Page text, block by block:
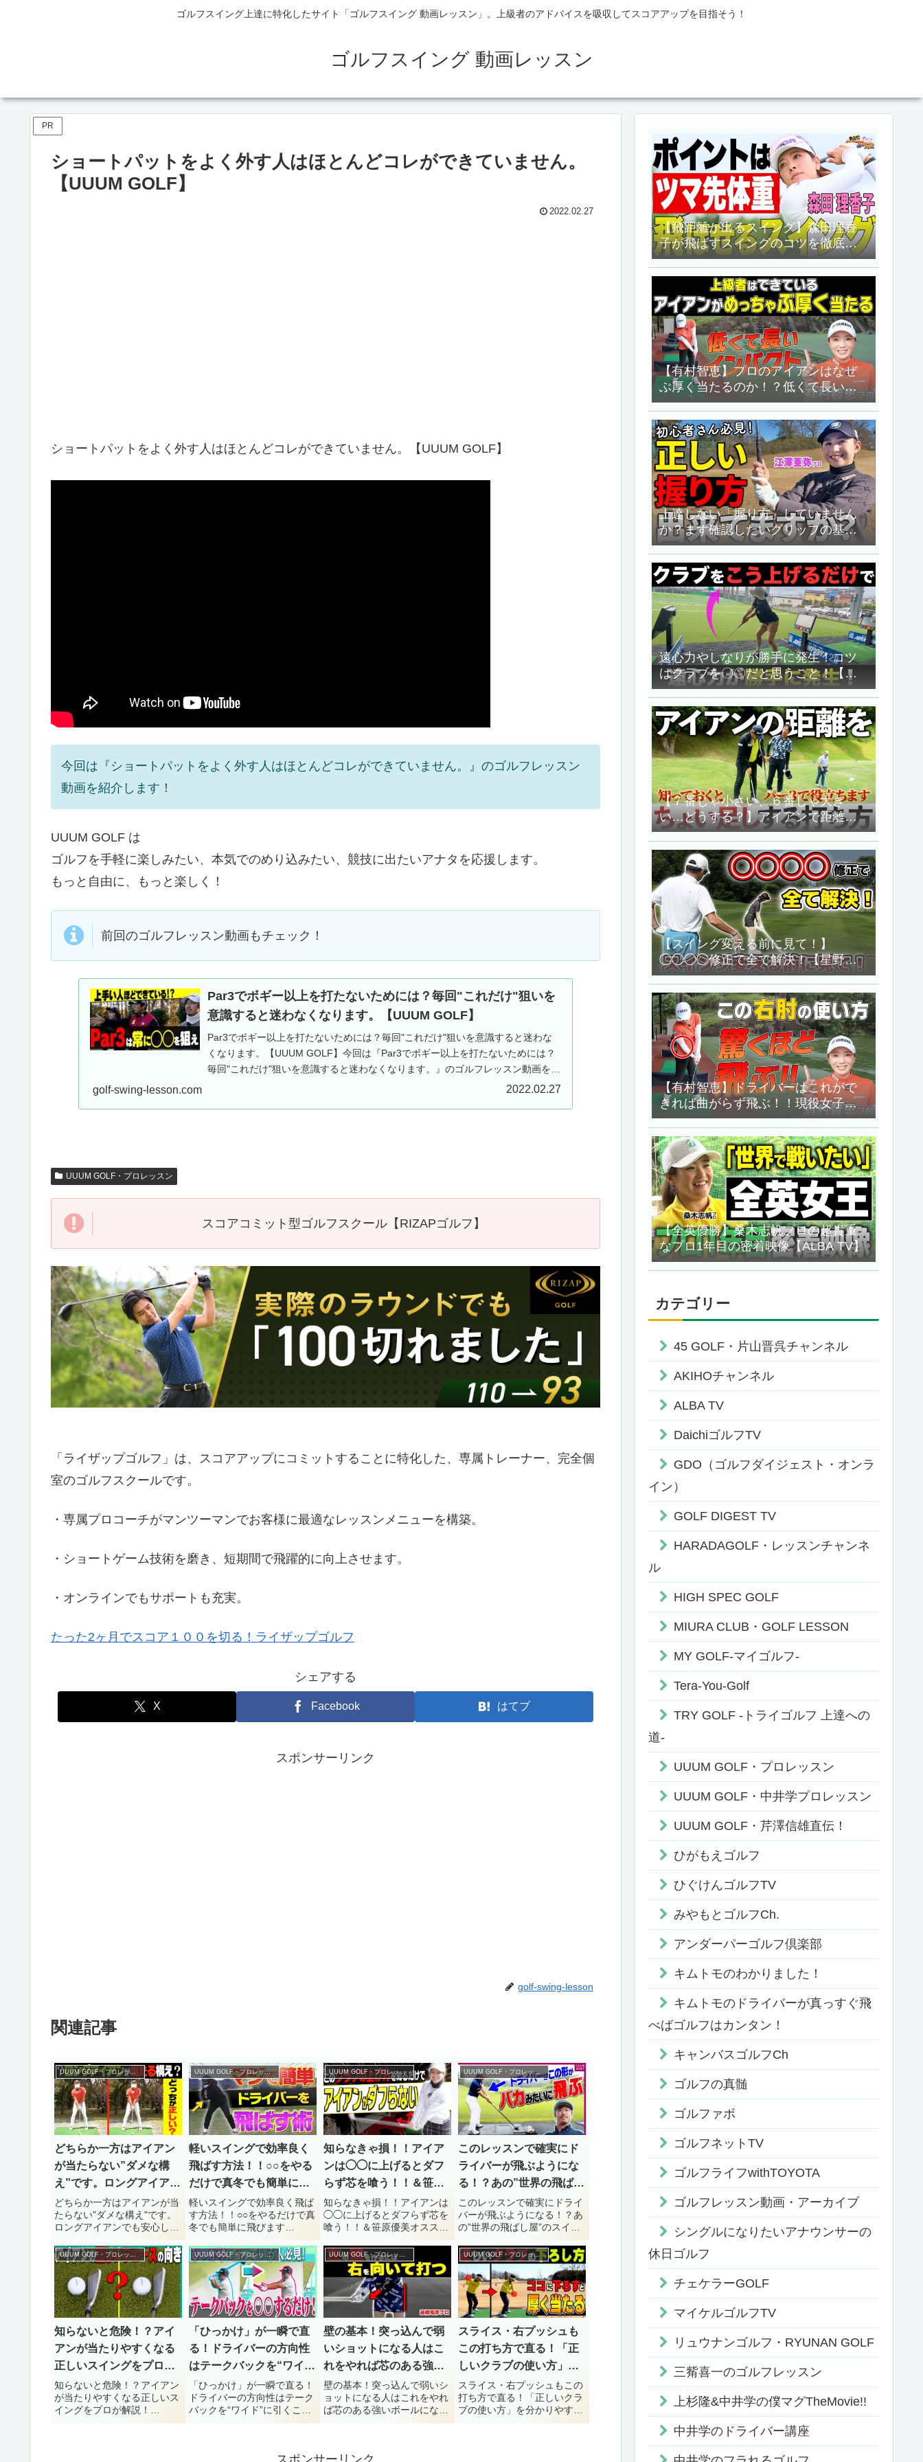
ゴルフスイング上達に特化したサイト「ゴルフスイング 動画レッスン」。上級者のアドバイスを吸収してスコアアップを目指そう！
ゴルフスイング 動画レッスン
PR
ショートパットをよく外す人はほとんどコレができていません。
【UUUM GOLF】
2022.02.27
ショートパットをよく外す人はほとんどコレができていません。【UUUM GOLF】
今回は『ショートパットをよく外す人はほとんどコレができていません。』のゴルフレッスン
動画を紹介します！
UUUM GOLF は
ゴルフを手軽に楽しみたい、本気でのめり込みたい、競技に出たいアナタを応援します。
もっと自由に、もっと楽しく！
前回のゴルフレッスン動画もチェック！
Par3でボギー以上を打たないためには？毎回"これだけ"狙いを
意識すると迷わなくなります。【UUUM GOLF】
Par3でボギー以上を打たないためには？毎回"これだけ"狙いを意識すると迷わな
くなります。【UUUM GOLF】今回は『Par3でボギー以上を打たないためには？
毎回"これだけ"狙いを意識すると迷わなくなります。』のゴルフレッスン動画を紹
golf-swing-lesson.com 2022.02.27
UUUM GOLF・プロレッスン
スコアコミット型ゴルフスクール【RIZAPゴルフ】
「ライザップゴルフ」は、スコアアップにコミットすることに特化した、専属トレーナー、完全個
室のゴルフスクールです。
・専属プロコーチがマンツーマンでお客様に最適なレッスンメニューを構築。
・ショートゲーム技術を磨き、短期間で飛躍的に向上させます。
・オンラインでもサポートも充実。
たった2ヶ月でスコア１００を切る！ライザップゴルフ
シェアする
X Facebook はてブ
スポンサーリンク
golf-swing-lesson
関連記事
UUUM GOLF・プロレッスン
どちらか一方はアイアン
が当たらない”ダメな構
え”です。ロングアイアン
でも安心して打てるコツ
を解説！【UUUM
GOLF】
どちらか一方はアイアンが当
たらない"ダメな構え"です。
ロングアイアンでも安心して
打てるコツを解説！【UUUM
GOLF】今回は『どちらか一
方はアイアンが当たらな
い"ダメな構え"です。ロング
アイアンでも安心して打てる
コツを解説！』のゴルフレ
ッ...
UUUM GOLF・プロレッスン
軽いスイングで効率良く
飛ばす方法！！○○をやる
だけで真冬でも簡単に飛
びます【UUUM GOLF】
軽いスイングで効率良く飛ば
す方法！！○○をやるだけで真
冬でも簡単に飛びます
【UUUM GOLF】今回は『軽
いスイングで効率良く飛ばす
方法！！○○をやるだけで真冬
でも簡単に飛びます』のゴル
フレッスン動画を紹介しま
す！UUUM GOLF はゴル...
UUUM GOLF・プロレッスン
知らなきゃ損！！アイア
ンは◯◯に上げるとダフ
らず芯を喰う！！＆笹原
優美オススメのネックレ
ス”ANGLE”の秘密に迫
る！【UUUM GOLF】
知らなきゃ損！！アイアンは
◯◯に上げるとダフらず芯を
喰う！！＆笹原優美オススメ
のネックレス”ANGLE”の秘密
に迫る！【UUUM GOLF】今
回は『知らなきゃ損！！アイ
アンは◯◯に上げるとダフら
ず芯を喰う！！＆笹原優美オ
ススメのネックレス”...
UUUM GOLF・プロレッスン
このレッスンで確実にド
ライバーが飛ぶようにな
る！？あの”世界の飛ばし
屋”のスイングを徹底解
説！！【UUUM GOLF】
このレッスンで確実にドライ
バーが飛ぶようになる！？あ
の”世界の飛ばし屋”のスイン
GOLF】今回は『このレッス
ンで確実にドライバーが飛ぶ
ようになる！？あの”世界の
飛ばし屋”のスイングを徹底
解説！！』のゴルフレッス
ン...
UUUM GOLF・プロレッスン
知らないと危険！？アイ
アンが当たりやすくなる
正しいスイングをプロが
解説！【UUUM GOLF】
知らないと危険！？アイアン
が当たりやすくなる正しいス
イングをプロが解説！
【UUUM GOLF】今回は『知
UUUM GOLF・プロレッスン
「ひっかけ」が一瞬で直
る！ドライバーの方向性
はテークバックを“ワイ
ド”に引くことが大事！
【UUUM GOLF】
「ひっかけ」が一瞬で直る！
ドライバーの方向性はテーク
バックを“ワイド”に引くこと
が大事！【UUUM GOLF】今
テークバックを“ワイド”に引
壁の基本！突っ込んで弱
いショットになる人はこ
れをやれば芯のある強い
ボールになります。
【UUUM GOLF】
壁の基本！突っ込んで弱いシ
ョットになる人はこれをやれ
ば芯のある強いボールになり
ます。【UUUM GOLF】今回
やれば芯のある強いボールに
UUUM GOLF・プロレッスン
スライス・右プッシュも
この打ち方で直る！「正
しいクラブの使い方」を
分かりやすく解説
【UUUM GOLF】
スライス・右プッシュもこの
打ち方で直る！「正しいクラ
ブの使い方」を分かりやすく
解説【UUUM GOLF】今回は
スポンサーリンク
【飛距離が出るスイング】森田理香
子が飛ばすスイングのコツを徹底講
義！【ALBA TV】
【有村智恵】プロのアイアンはなぜ
ぶ厚く当たるのか！？低くて長いイ
ンパクトのつくり方教えます！！
【UUUM GOLF】
上達しない「握り方」していません
か？まず確認したいグリップの基本
３種類【ゴルファボ】
遠心力やしなりが勝手に発生！コツ
はクラブを〇〇だと思うこと！【飯
島茜のゴルフちゃんねる】
【７番じゃ小さい、６番じゃ大き
い…どうする？】アイアンで距離を
ちょい足ししたいときどうする？
【三觜喜一のゴルフレッスン】
【スイング変える前に見て！】
◯◯◯◯修正で全て解決！【星野英
正「オレに任せろ!」】
【有村智恵】ドライバーはこれがで
きれば曲がらず飛ぶ！！現役女子プ
ロの飛距離の秘密教えます！！
【UUUM GOLF】
【全英優勝】桑木志帆プロの超貴重
なプロ1年目の密着映像【ALBA TV】
カテゴリー
45 GOLF・片山晋呉チャンネル
AKIHOチャンネル
ALBA TV
DaichiゴルフTV
GDO（ゴルフダイジェスト・オンラ
イン）
GOLF DIGEST TV
HARADAGOLF・レッスンチャンネ
ル
HIGH SPEC GOLF
MIURA CLUB・GOLF LESSON
MY GOLF-マイゴルフ-
Tera-You-Golf
TRY GOLF -トライゴルフ 上達への
道-
UUUM GOLF・プロレッスン
UUUM GOLF・中井学プロレッスン
UUUM GOLF・芹澤信雄直伝！
ひがもえゴルフ
ひぐけんゴルフTV
みやもとゴルフCh.
アンダーパーゴルフ倶楽部
キムトモのわかりました！
キムトモのドライバーが真っすぐ飛
べばゴルフはカンタン！
キャンバスゴルフCh
ゴルフの真髄
ゴルファボ
ゴルフネットTV
ゴルフライフwithTOYOTA
ゴルフレッスン動画・アーカイブ
シングルになりたいアナウンサーの
休日ゴルフ
チェケラーGOLF
マイケルゴルフTV
リュウナンゴルフ・RYUNAN GOLF
三觜喜一のゴルフレッスン
上杉隆&中井学の僕マグTheMovie!!
中井学のドライバー講座